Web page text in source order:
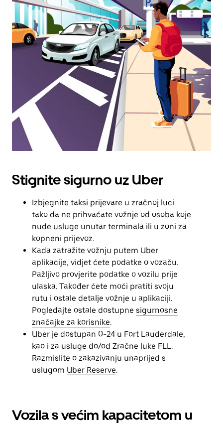
kalendarom
odaberi
datum.
Pritisni
tipku
kalendara.
Stignite sigurno uz Uber
Izbjegnite taksi prijevare u zračnoj luci
tako da ne prihvaćate vožnje od osoba koje
nude usluge unutar terminala ili u zoni za
kopneni prijevoz.
Kada zatražite vožnju putem Uber
aplikacije, vidjet ćete podatke o vozaču.
Pažljivo provjerite podatke o vozilu prije
ulaska. Također ćete moći pratiti svoju
rutu i ostale detalje vožnje u aplikaciji.
Pogledajte ostale dostupne sigurnosne
značajke za korisnike.
Uber je dostupan 0-24 u Fort Lauderdale,
kao i za usluge do/od Zračne luke FLL.
Razmislite o zakazivanju unaprijed s
uslugom Uber Reserve.
Vozila s većim kapacitetom u